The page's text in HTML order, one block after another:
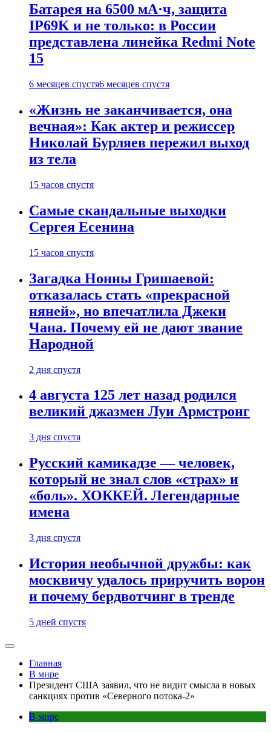
Батарея на 6500 мА·ч, защита
IP69K и не только: в России
представлена линейка Redmi Note
15
6 месяцев спустя6 месяцев спустя
«Жизнь не заканчивается, она
вечная»: Как актер и режиссер
Николай Бурляев пережил выход
из тела
15 часов спустя
Самые скандальные выходки
Сергея Есенина
15 часов спустя
Загадка Нонны Гришаевой:
отказалась стать «прекрасной
няней», но впечатлила Джеки
Чана. Почему ей не дают звание
Народной
2 дня спустя
4 августа 125 лет назад родился
великий джазмен Луи Армстронг
3 дня спустя
Русский камикадзе — человек,
который не знал слов «страх» и
«боль». ХОККЕЙ. Легендарные
имена
3 дня спустя
История необычной дружбы: как
москвичу удалось приручить ворон
и почему бердвотчинг в тренде
5 дней спустя
Главная
В мире
Президент США заявил, что не видит смысла в новых
санкциях против «Северного потока-2»
В мире